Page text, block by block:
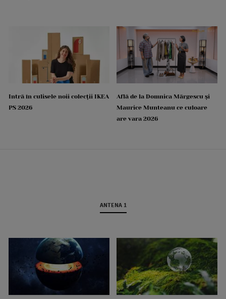
Intră în culisele noii colecții IKEA
PS 2026
Află de la Domnica Mărgescu și
Maurice Munteanu ce culoare
are vara 2026
ANTENA 1